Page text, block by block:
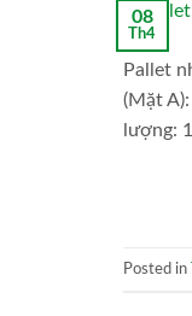
08
Th4
Pallet
(Mặt
lượng:
Posted in